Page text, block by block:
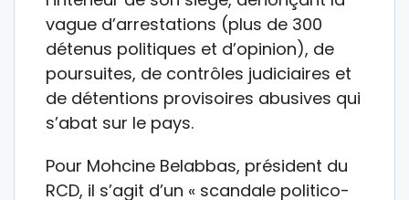
vague d’arrestations (plus de 300
détenus politiques et d’opinion), de
poursuites, de contrôles judiciaires et
de détentions provisoires abusives qui
s’abat sur le pays.
Pour Mohcine Belabbas, président du
RCD, il s’agit d’un « scandale politico-